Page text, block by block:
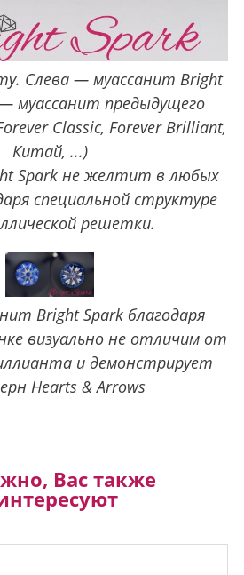
Слева — муассанит Bright
муассанит предыдущего
Classic, Forever Brilliant,
Китай, ...)
Spark не желтит в любых
специальной структуре
решетки.
Bright Spark благодаря
визуально не отличим от
и демонстрирует
Hearts & Arrows
Вас также